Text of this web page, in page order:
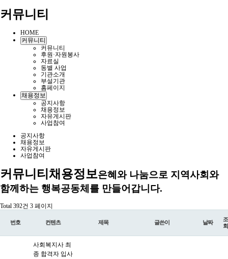
커뮤니티
HOME
커뮤니티
커뮤니티
후원·자원봉사
자료실
동별 사업
기관소개
부설기관
홈페이지
채용정보
공지사항
채용정보
자유게시판
사업참여
공지사항
채용정보
자유게시판
사업참여
커뮤니티 채용정보은혜와 나눔으로 지역사회와
함께하는 행복공동체를 만들어갑니다.
Total 392건 3 페이지
번호 컨텐츠 제목 글쓴이 날짜
조
회
사회복지사 최
종 합격자 입사